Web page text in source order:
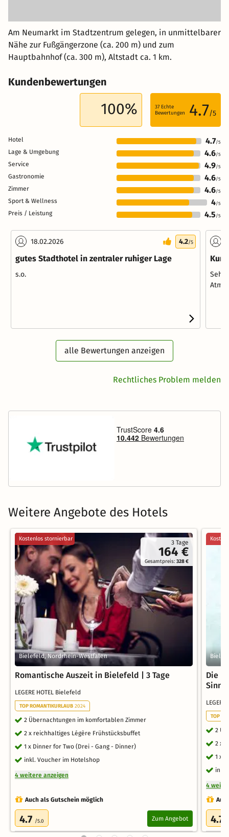
Am Neumarkt im Stadtzentrum gelegen, in unmittelbarer
Nähe zur Fußgängerzone (ca. 200 m) und zum
Hauptbahnhof (ca. 300 m), Altstadt ca. 1 km.
Kundenbewertungen
100% 37 Echte
Bewertungen
4.7/5
Hotel 4.7/5
Lage & Umgebung 4.6/5
Service 4.9/5
Gastronomie 4.6/5
Zimmer 4.6/5
Sport & Wellness 4/5
Preis / Leistung 4.5 /5
18.02.2026 4.2/5
gutes Stadthotel in zentraler ruhiger Lage
s.o.
Sehr
alle Bewertungen anzeigen
Rechtliches Problem melden
Weitere Angebote des Hotels
3 Tage
164 €
Gesamtpreis:328 €
Kostenlos stornierbar
Bielefeld, Nordrhein-Westfalen
Romantische Auszeit in Bielefeld | 3 Tage
LEGERE HOTEL Bielefeld
TOP ROMANTIKURLAUB 2024
2 Übernachtungen im komfortablen Zimmer
2 x reichhaltiges Légère Frühstücksbuffet
1 x Dinner for Two (Drei - Gang - Dinner)
inkl. Voucher im Hotelshop
4 weitere anzeigen
Auch als Gutschein möglich
4.7 /5.0 Zum Angebot
Die
Sinne
TOP
2
2 x
1 x
inkl.
4
4.7